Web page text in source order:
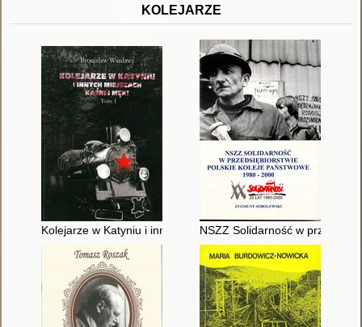
KOLEJARZE
Kolejarze w Katyniu i innych miejscach kaźni i męki : biogramy
NSZZ Solidarność w